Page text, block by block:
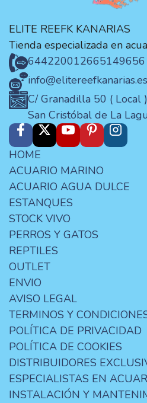
ELITE REEFK KANARIAS
Tienda especializada en
644220012665149656
info@elitereefkanarias.es
C/ Granadilla 50 ( Local
San Cristóbal de La
HOME
ACUARIO MARINO
ACUARIO AGUA DULCE
ESTANQUES
STOCK VIVO
PERROS Y GATOS
REPTILES
OUTLET
ENVIO
AVISO LEGAL
TERMINOS Y
POLÍTICA DE PRIVACIDAD
POLÍTICA DE COOKIES
DISTRIBUIDORES
ESPECIALISTAS EN
INSTALACIÓN Y